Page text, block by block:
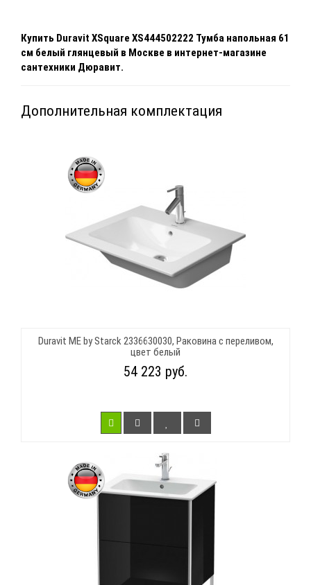
Купить Duravit XSquare XS444502222 Тумба напольная 61
см белый глянцевый в Москве в интернет-магазине
сантехники Дюравит.
Дополнительная комплектация
Duravit ME by Starck 2336630030, Раковина с переливом,
цвет белый
54 223 руб.